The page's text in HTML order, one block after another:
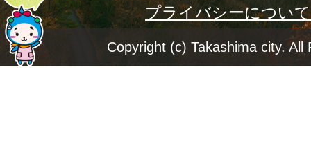
ー
ジ
プライバシーについて
Copyright (c) Takashima city. All